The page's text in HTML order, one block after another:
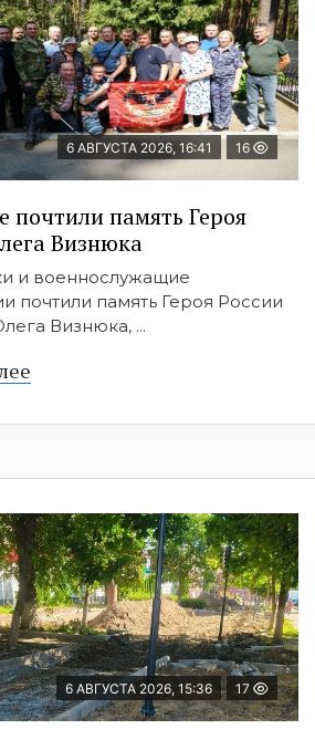
6 АВГУСТА 2026, 16:41 16
почтили память Героя
Визнюка
и военнослужащие
почтили память Героя России
Визнюка, ...
6 АВГУСТА 2026, 15:36 17